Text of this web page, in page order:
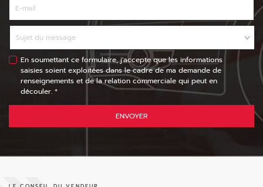
En soumettant ce formulaire, j'accepte que les informations
saisies soient exploitées dans le cadre de ma demande de
renseignements et de la relation commerciale qui peut en
découler. *
ENVOYER